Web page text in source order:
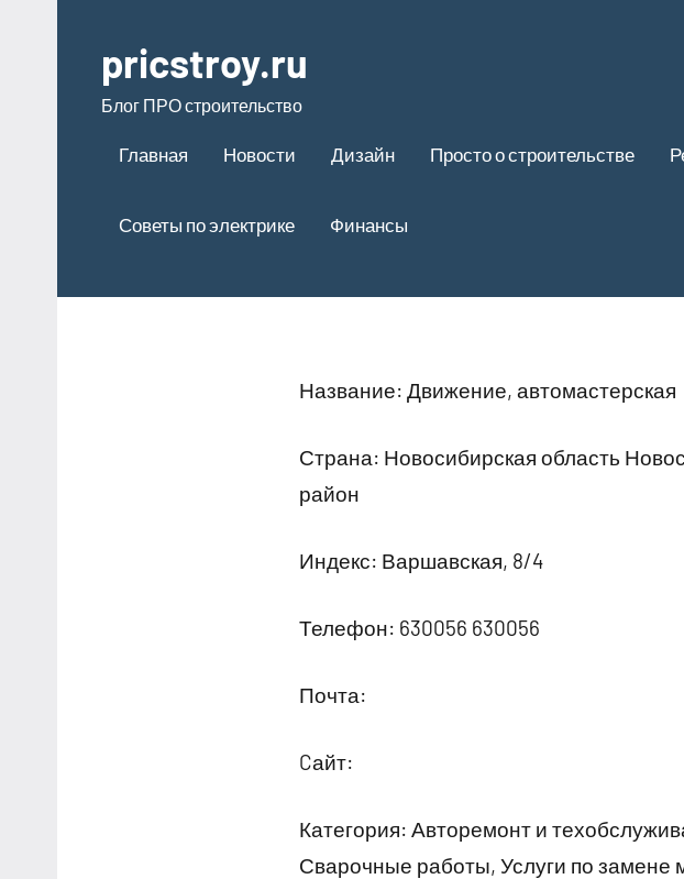
содержимому
pricstroy.ru
Блог ПРО строительство
Главная Новости Дизайн Просто о строительстве
Советы по электрике Финансы
Название: Движение, автомастерская
Страна: Новосибирская область
район
Индекс: Варшавская, 8/4
Телефон: 630056 630056
Почта:
Cайт:
Категория: Авторемонт и
Сварочные работы, Услуги по